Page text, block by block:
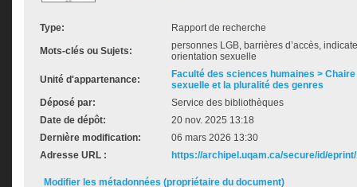
Type: Rapport de recherche
Mots-clés ou Sujets:
personnes LGB, barrières d’accès,
orientation sexuelle
Unité d'appartenance:
Faculté des sciences humaines >
sexuelle et la pluralité des genres
Déposé par:
Service des bibliothèques
Date de dépôt:
20 nov. 2025 13:18
Dernière modification:
06 mars 2026 13:30
Adresse URL :
https://archipel.uqam.ca/secure/id/
Modifier les métadonnées (propriétaire du document)